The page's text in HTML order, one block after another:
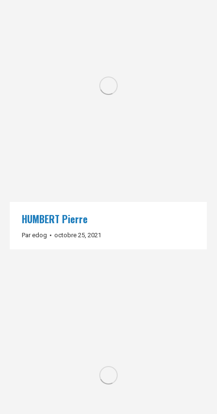
HUMBERT Pierre
Paredog octobre 25, 2021